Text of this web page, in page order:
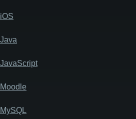
iOS
Java
JavaScript
Moodle
MySQL